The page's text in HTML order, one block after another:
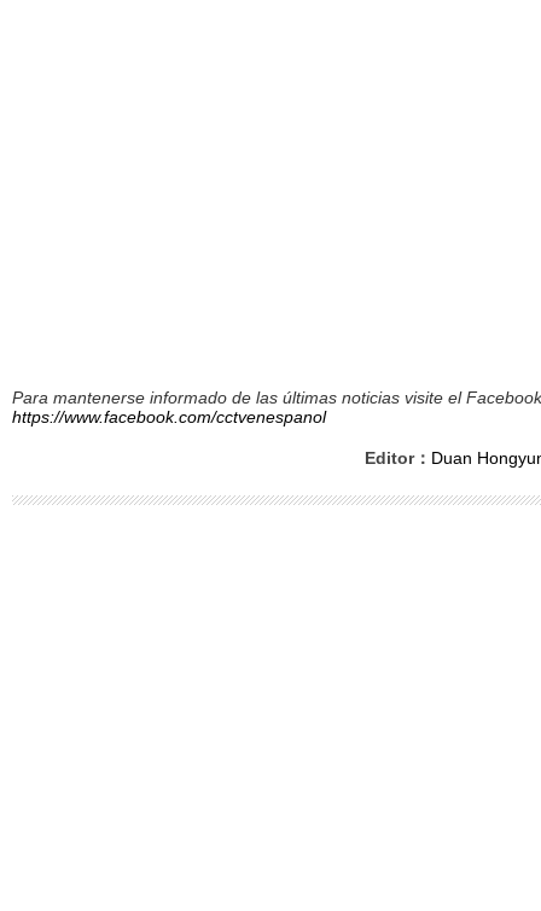
Para mantenerse informado de las últimas noticias visite el
https://www.facebook.com/cctvenespanol
Editor： Duan